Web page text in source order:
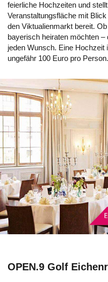
feierliche Hochzeiten und
Veranstaltungsfläche mit
den Viktualienmarkt bereit.
bayerisch heiraten möchten
jeden Wunsch. Eine Hochzeit
ungefähr 100 Euro pro Person.
OPEN.9 Golf